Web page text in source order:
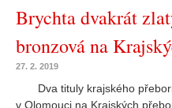
Brychta dvakrát
bronzová na
27. 2. 2019
Dva tituly krajského
v Olomouci na Krajských